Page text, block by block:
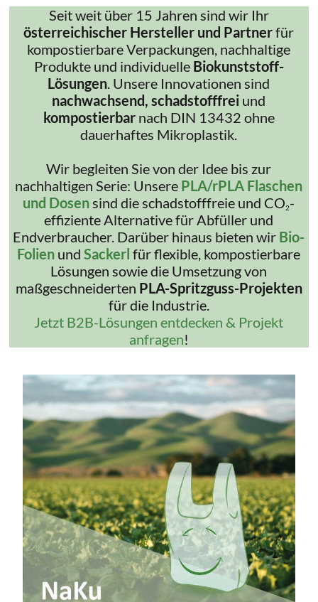
Seit weit über 15 Jahren sind wir Ihr
österreichischer Hersteller und Partnerfür
kompostierbare Verpackungen, nachhaltige
Produkte und individuelle Biokunststoff-
Lösungen. Unsere Innovationen sind
nachwachsend, schadstofffrei und
kompostierbar nach DIN 13432 ohne
dauerhaftes Mikroplastik.
Wir begleiten Sie von der Idee bis zur
nachhaltigen Serie: Unsere PLA/rPLA Flaschen
und Dosensind die schadstofffreie und CO2-
effiziente Alternative für Abfüller und
Endverbraucher. Darüber hinaus bieten wir Bio-
Folien undSackerl für flexible, kompostierbare
Lösungen sowie die Umsetzung von
maßgeschneiderten PLA-Spritzguss-Projekten
für die Industrie.
Jetzt B2B-Lösungen entdecken & Projekt
anfragen!